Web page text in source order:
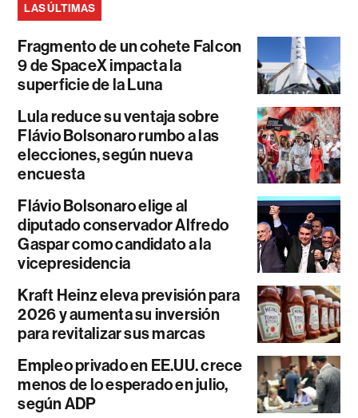
LAS ÚLTIMAS
Fragmento de un cohete Falcon
9 de SpaceX impacta la
superficie de la Luna
Lula reduce su ventaja sobre
Flávio Bolsonaro rumbo a las
elecciones, según nueva
encuesta
Flávio Bolsonaro elige al
diputado conservador Alfredo
Gaspar como candidato a la
vicepresidencia
Kraft Heinz eleva previsión para
2026 y aumenta su inversión
para revitalizar sus marcas
Empleo privado en EE.UU. crece
menos de lo esperado en julio,
según ADP